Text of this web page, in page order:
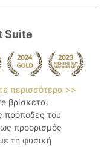
Suite
περισσότερα >>
βρίσκεται
πρόποδες του
προορισμός
τη φυσική